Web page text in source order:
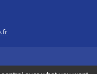
|Plan de site| Gestion